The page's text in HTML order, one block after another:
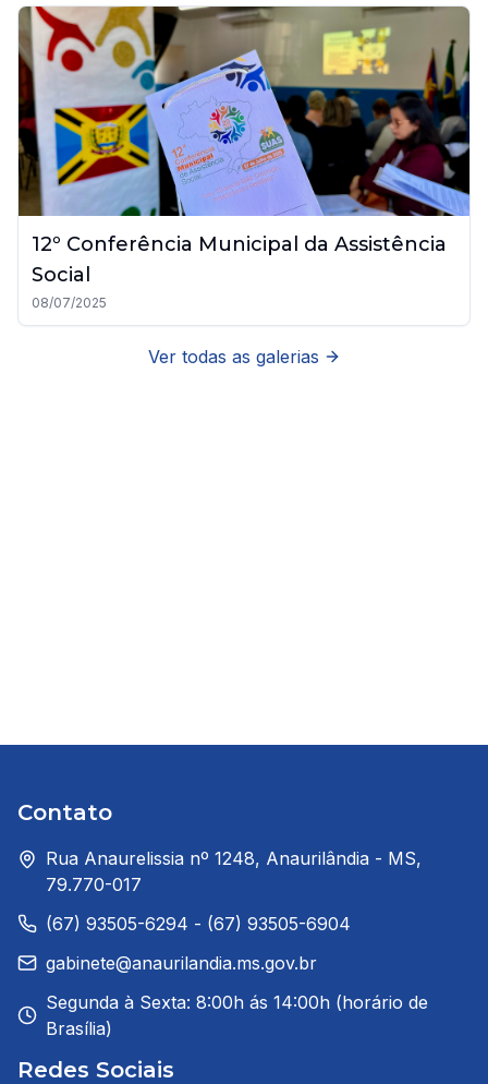
12º Conferência Municipal da Assistência
Social
08/07/2025
Ver todas as galerias
Contato
Rua Anaurelissia nº 1248, Anaurilândia - MS,
79.770-017
(67) 93505-6294 - (67) 93505-6904
gabinete@anaurilandia.ms.gov.br
Segunda à Sexta: 8:00h ás 14:00h (horário de
Brasília)
Redes Sociais